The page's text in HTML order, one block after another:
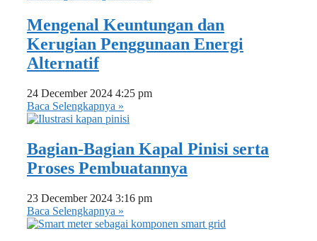
Mengenal Keuntungan dan
Kerugian Penggunaan Energi
Alternatif
24 December 2024 4:25 pm
Baca Selengkapnya »
Bagian-Bagian Kapal Pinisi serta
Proses Pembuatannya
23 December 2024 3:16 pm
Baca Selengkapnya »